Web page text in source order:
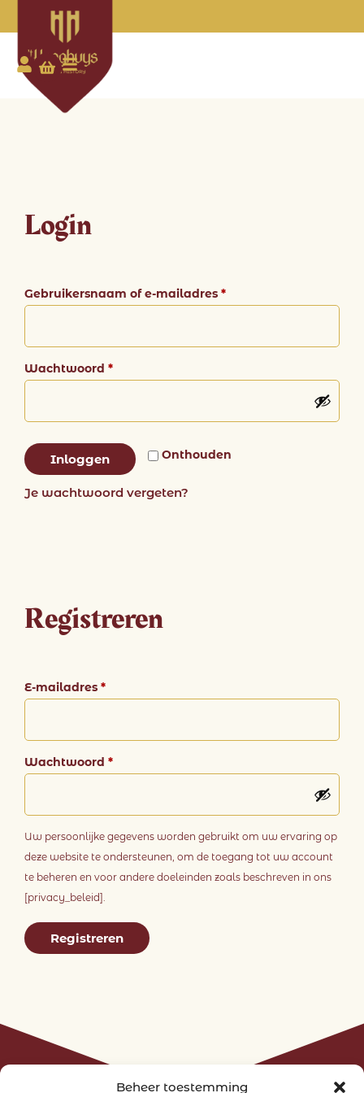
Beheer toestemming
Login
Gebruikersnaam of e-mailadres *
Wachtwoord *
Onthouden
Inloggen
Je wachtwoord vergeten?
Registreren
E-mailadres *
Wachtwoord *
Uw persoonlijke gegevens worden gebruikt om uw ervaring op
deze website te ondersteunen, om de toegang tot uw account
te beheren en voor andere doeleinden zoals beschreven in ons
[privacy_beleid].
Registreren